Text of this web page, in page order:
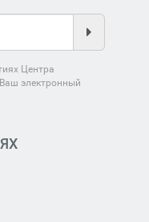
Центра
электронный